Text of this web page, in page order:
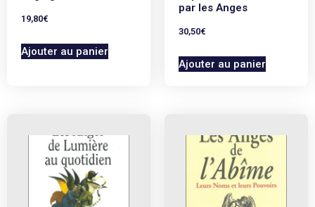
19,80€
Ajouter au panier
par les Anges
30,50€
Ajouter au panier